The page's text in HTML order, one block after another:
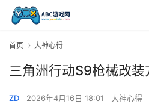
首页 大神心得
三角洲行动S9枪械改装
ZD 2026年4月16日 18:01 大神心得